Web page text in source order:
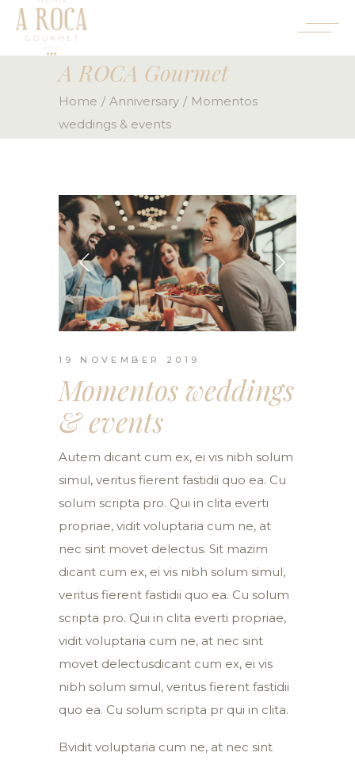
A ROCA Gourmet
Home Anniversary
Momentos
weddings & events
19 NOVEMBER 2019
Momentos weddings
& events
Autem dicant cum ex, ei vis nibh solum
simul, veritus fierent fastidii quo ea. Cu
solum scripta pro. Qui in clita everti
propriae, vidit voluptaria cum ne, at
nec sint movet delectus. Sit mazim
dicant cum ex, ei vis nibh solum simul,
veritus fierent fastidii quo ea. Cu solum
scripta pro. Qui in clita everti propriae,
vidit voluptaria cum ne, at nec sint
movet delectusdicant cum ex, ei vis
nibh solum simul, veritus fierent fastidii
quo ea. Cu solum scripta pr qui in clita.
Bvidit voluptaria cum ne, at nec sint